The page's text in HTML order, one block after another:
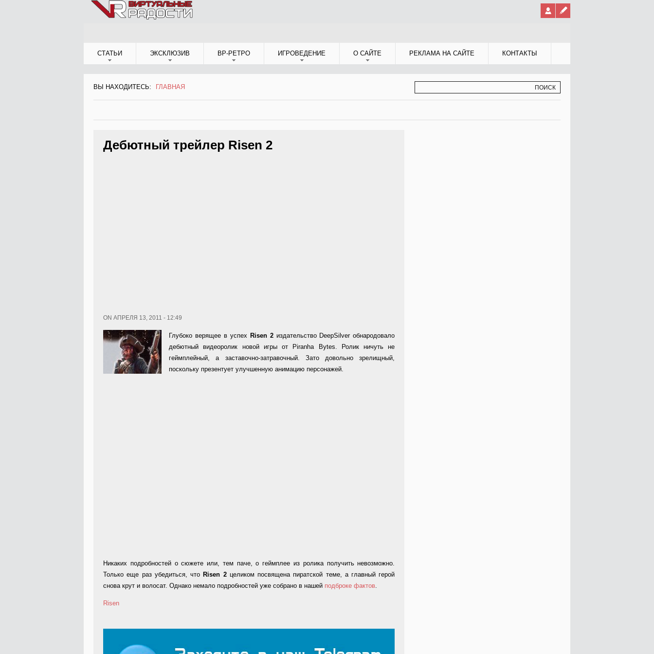
СТАТЬИ ЭКСКЛЮЗИВ ВР-РЕТРО ИГРОВЕДЕНИЕ О САЙТЕ РЕКЛАМА НА САЙТЕ КОНТАКТЫ
ВЫ НАХОДИТЕСЬ:
ВЫ НАХОДИТЕСЬ
ГЛАВНАЯ
Дебютный трейлер Risen 2
ON АПРЕЛЯ 13, 2011 - 12:49
Глубоко верящее в успех Risen 2издательство DeepSilver обнародовало
дебютный видеоролик новой игры от Piranha Bytes. Ролик ничуть не
геймплейный, а заставочно-затравочный. Зато довольно зрелищный,
поскольку презентует улучшенную анимацию персонажей.
Никаких подробностей о сюжете или, тем паче, о геймплее из ролика получить невозможно.
Только еще раз убедиться, что Risen 2целиком посвящена пиратской теме, а главный герой
снова крут и волосат. Однако немало подробностей уже собрано в нашей подброке фактов.
Risen